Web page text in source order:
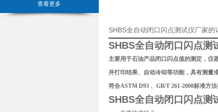
查看更多
SHBS全自动闭口闪点测试仪厂家的
SHBS全自动闭口闪点测
主要用于石油产品闭口闪点值的测定，仪
并打印结果、自动冷却等功能，具有测量
符合ASTM D93 、GB/T 261-2008标准方
SHBS全自动闭口闪点测